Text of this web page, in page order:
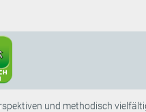
und methodisch